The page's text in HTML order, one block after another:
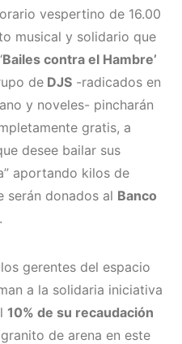
vespertino de 16.00
musical y solidario que
Bailes contra el Hambre’
de DJS -radicados en
y noveles- pincharán
gratis, a
desee bailar sus
aportando kilos de
serán donados al Banco
.
gerentes del espacio
a la solidaria iniciativa
10% de su recaudación
de arena en este